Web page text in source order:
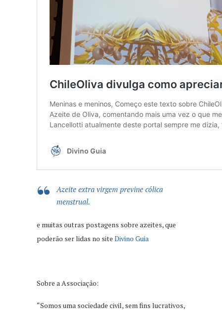
Azeite extra virgem previne cólica
menstrual.
e muitas outras postagens sobre azeites, que
poderão ser lidas no site Divino Guia
Sobre a Associação:
“Somos uma sociedade civil, sem fins lucrativos,